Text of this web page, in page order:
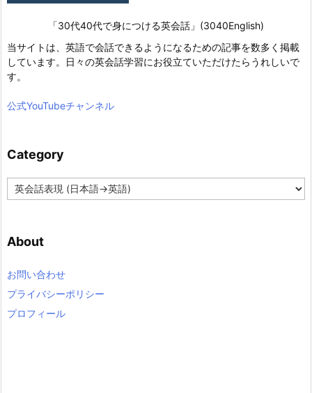
「30代40代で身につける英会話」(3040English)
当サイトは、英語で会話できるようになるための記事を数多く掲載
しています。日々の英会話学習にお役立ていただけたらうれしいで
す。
公式YouTubeチャンネル
Category
a
g
r
About
お問い合わせ
プライバシーポリシー
プロフィール